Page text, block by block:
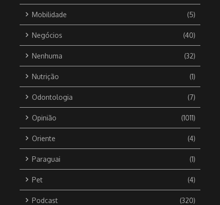
Mobilidade (5)
Negócios (40)
Nenhuma (32)
Nutrição (1)
Odontologia (7)
Opinião (1011)
Oriente (4)
Paraguai (1)
Pet (4)
Podcast (320)